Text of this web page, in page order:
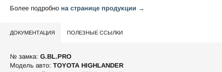
Более подробно на странице продукции →
ДОКУМЕНТАЦИЯ ПОЛЕЗНЫЕ ССЫЛКИ
№ замка: G.BL.PRO
Модель авто: TOYOTA HIGHLANDER